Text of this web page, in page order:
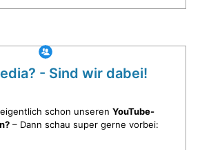
- Sind wir dabei!
schon unseren YouTube-
– Dann schau super gerne vorbei: